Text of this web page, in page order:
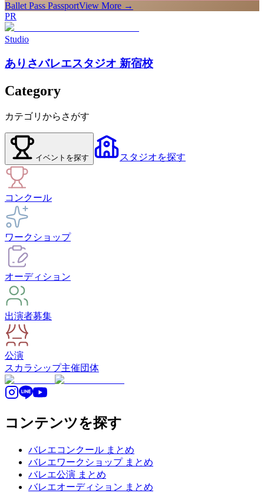
Ballet Pass PassportView More →
PR
Studio
ありさバレエスタジオ 新宿校
Category
カテゴリからさがす
イベント を探す スタジオを探す
コンクール
ワークショップ
オーディション
出演者募集
公演
スカラシップ主催団体
コンテンツを探す
バレエコンクール まとめ
バレエワークショップ まとめ
バレエ公演 まとめ
バレエオーディション まとめ